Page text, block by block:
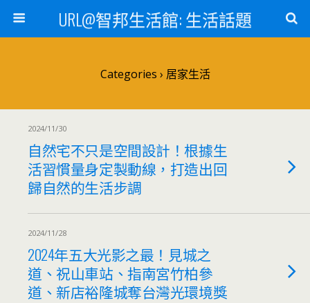
URL@智邦生活館: 生活話題
Categories › 居家生活
2024/11/30
自然宅不只是空間設計！根據生
活習慣量身定製動線，打造出回
歸自然的生活步調
2024/11/28
2024年五大光影之最！見城之
道、祝山車站、指南宮竹柏參
道、新店裕隆城奪台灣光環境獎